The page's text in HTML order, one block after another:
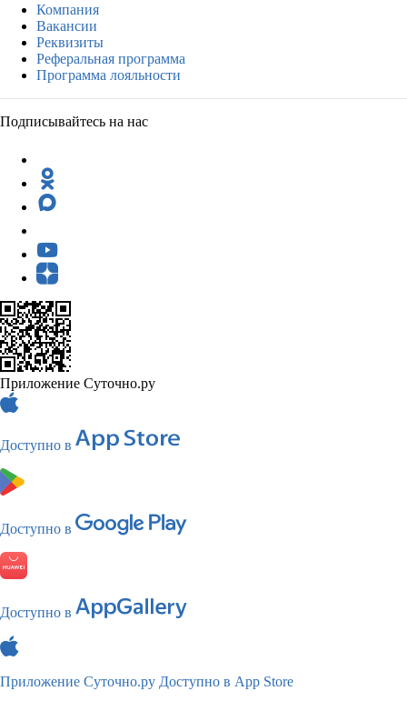
Компания
Вакансии
Реквизиты
Реферальная программа
Программа лояльности
Подписывайтесь на нас
Приложение Суточно.ру
Доступно в
Доступно в
Доступно в
Приложение Суточно.ру Доступно в App Store